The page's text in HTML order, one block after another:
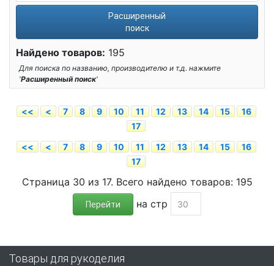
Расширенный
поиск
Найдено товаров: 195
Для поиска по названию, производителю и т.д. нажмите
'Расширенный поиск'
<< < 7 8 9 10 11 12 13 14 15
16
17
<<
< 7 8 9 10 11 12 13 14 15
16
17
Страница 30 из 17. Всего найдено товаров: 195
Перейти на стр
Товары для рукоделия